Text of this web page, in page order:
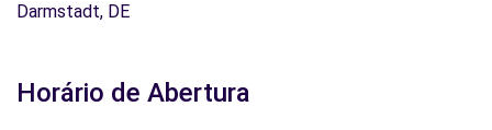
Darmstadt, DE
Horário de Abertura